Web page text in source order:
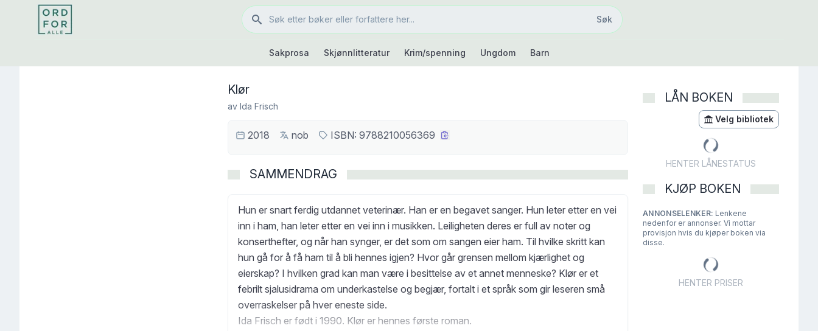
Søk
Søk
Sakprosa Skjønnlitteratur Krim/spenning Ungdom Barn
Klør
av Ida Frisch
2018 nob ISBN: 9788210056369
SAMMENDRAG
Hun er snart ferdig utdannet veterinær. Han er en begavet sanger. Hun leter etter en vei
inn i ham, han leter etter en vei inn i musikken. Leiligheten deres er full av noter og
konserthefter, og når han synger, er det som om sangen eier ham. Til hvilke skritt kan
hun gå for å få ham til å bli hennes igjen? Hvor går grensen mellom kjærlighet og
eierskap? I hvilken grad kan man være i besittelse av et annet menneske? Klør er et
febrilt sjalusidrama om underkastelse og begjær, fortalt i et språk som gir leseren små
overraskelser på hver eneste side.
Ida Frisch er født i 1990. Klør er hennes første roman.
LÅN BOKEN
Velg bibliotek
HENTER LÅNESTATUS
KJØP BOKEN
ANNONSELENKER: Lenkene
nedenfor er annonser. Vi mottar
provisjon hvis du kjøper boken via
disse.
HENTER PRISER